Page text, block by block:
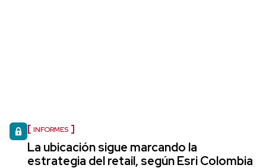
INFORMES
La ubicación sigue marcando la
estrategia del retail, según Esri Colombia